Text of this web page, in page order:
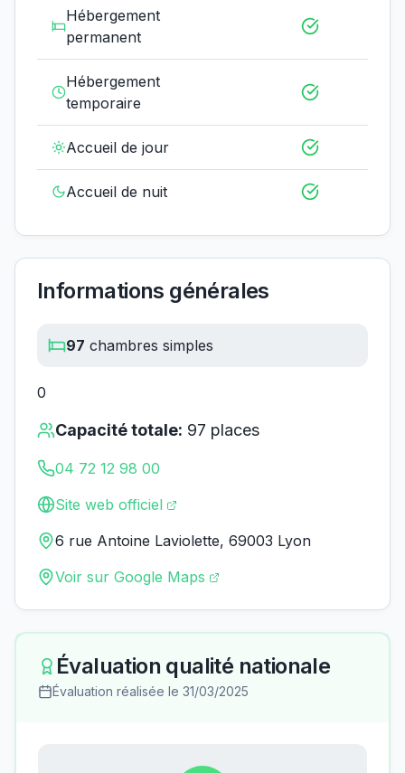
Hébergement
permanent
Hébergement
temporaire
Accueil de jour
Accueil de nuit
Informations générales
97 chambres simples
0
Capacité totale: 97 places
04 72 12 98 00
Site web officiel
6 rue Antoine Laviolette, 69003 Lyon
Voir sur Google Maps
Évaluation qualité nationale
Évaluation réalisée le 31/03/2025